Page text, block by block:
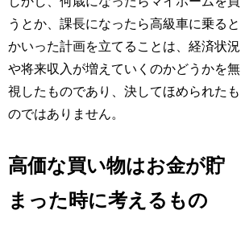
うとか、課長になったら高級車に乗ると
かいった計画を立てることは、経済状況
や将来収入が増えていくのかどうかを無
視したものであり、決してほめられたも
のではありません。
高価な買い物はお金が貯
まった時に考えるもの